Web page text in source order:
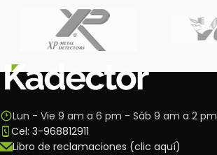
Lun - Vie 9 am a 6 pm - Sáb 9 am a 2 pm
Cel: 3-968812911
Libro de reclamaciones (clic aquí)